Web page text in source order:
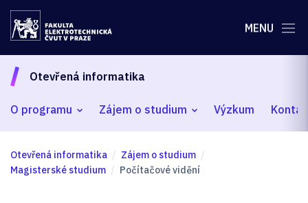
MENU
Otevřená informatika
O programu Zájem o studium Výzkum
Otevřená informatika
Zájem o studium
Magisterské studium
Počítačové vidění